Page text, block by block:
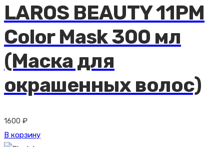
LAROS BEAUTY 11PM
Color Mask 300 мл
(Маска для
окрашенных волос)
1600 ₽
В корзину